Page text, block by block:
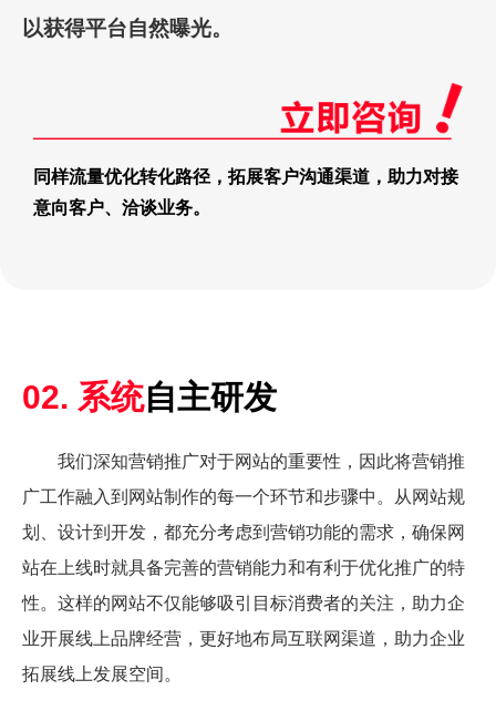
以获得平台自然曝光。
同样流量优化转化路径，拓展客户沟通渠道，助力对接
意向客户、洽谈业务。
02. 系统自主研发
我们深知营销推广对于网站的重要性，因此将营销推
广工作融入到网站制作的每一个环节和步骤中。从网站规
划、设计到开发，都充分考虑到营销功能的需求，确保网
站在上线时就具备完善的营销能力和有利于优化推广的特
性。这样的网站不仅能够吸引目标消费者的关注，助力企
业开展线上品牌经营，更好地布局互联网渠道，助力企业
拓展线上发展空间。